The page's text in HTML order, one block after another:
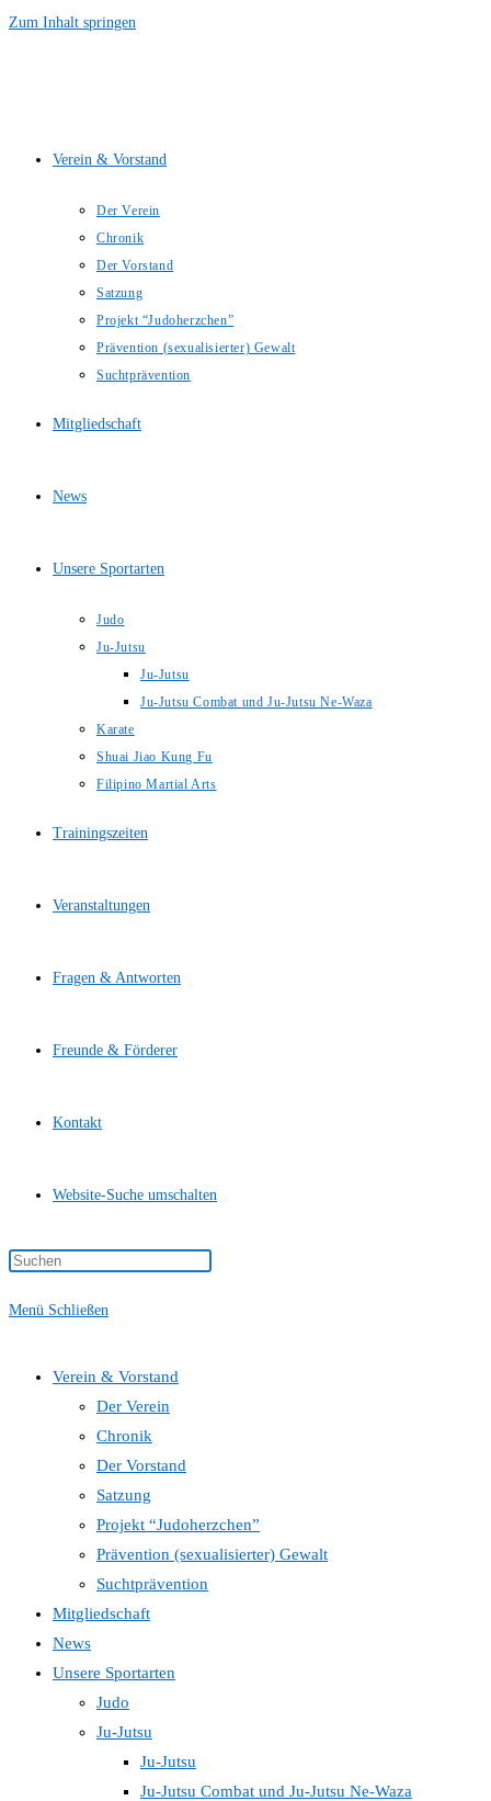
Zum Inhalt springen
Verein & Vorstand
Der Verein
Chronik
Der Vorstand
Satzung
Projekt “Judoherzchen”
Prävention (sexualisierter) Gewalt
Suchtprävention
Mitgliedschaft
News
Unsere Sportarten
Judo
Ju-Jutsu
Ju-Jutsu
Ju-Jutsu Combat und Ju-Jutsu Ne-Waza
Karate
Shuai Jiao Kung Fu
Filipino Martial Arts
Trainingszeiten
Veranstaltungen
Fragen & Antworten
Freunde & Förderer
Kontakt
Website-Suche umschalten
Menü Schließen
Verein & Vorstand
Der Verein
Chronik
Der Vorstand
Satzung
Projekt “Judoherzchen”
Prävention (sexualisierter) Gewalt
Suchtprävention
Mitgliedschaft
News
Unsere Sportarten
Judo
Ju-Jutsu
Ju-Jutsu
Ju-Jutsu Combat und Ju-Jutsu Ne-Waza